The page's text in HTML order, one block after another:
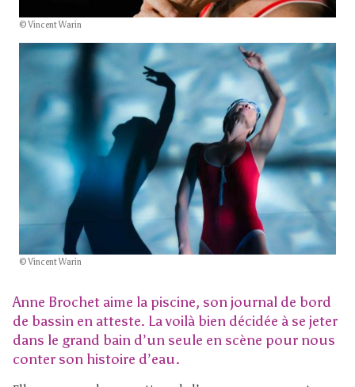
© Vincent Warin
© Vincent Warin
Anne Brochet aime la piscine, son journal de bord
de bassin en atteste. La voilà bien décidée à se jeter
dans le grand bain d’un seule en scène pour nous
conter son histoire d’eau.